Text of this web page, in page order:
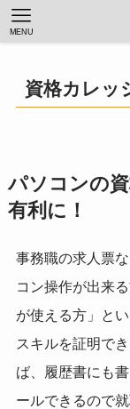
MENU
資格カレッ
パソコンの
有利に！
事務職の求人票
コン操作が出来
が使える方」と
スキルを証明で
ば、履歴書にも
ールできるので